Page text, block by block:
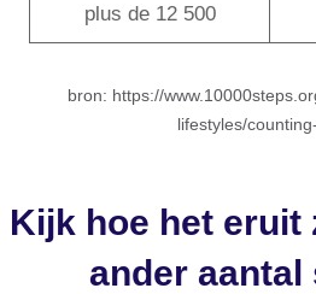
plus de 12 500
bron: https://
lifestyles/
Kijk hoe het eruit
ander aantal